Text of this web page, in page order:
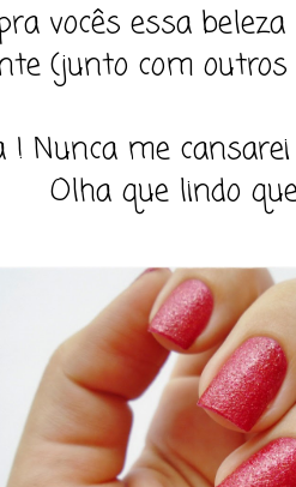
vocês essa
(junto com
! Nunca me
Olha que lindo